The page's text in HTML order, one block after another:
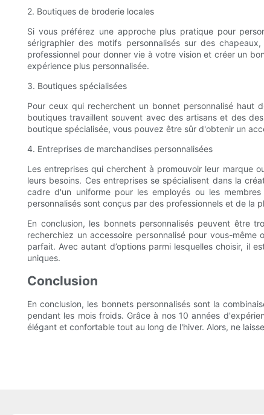
2. Boutiques de broderie locales
Si vous préférez une approche plus pratique pour
sérigraphier des motifs personnalisés sur des
professionnel pour donner vie à votre vision et créer un
expérience plus personnalisée.
3. Boutiques spécialisées
Pour ceux qui recherchent un bonnet personnalisé haut
boutiques travaillent souvent avec des artisans et des
boutique spécialisée, vous pouvez être sûr d'obtenir un
4. Entreprises de marchandises personnalisées
Les entreprises qui cherchent à promouvoir leur marque
leurs besoins. Ces entreprises se spécialisent dans la
cadre d'un uniforme pour les employés ou les
personnalisés sont conçus par des professionnels et de la
En conclusion, les bonnets personnalisés peuvent être
recherchiez un accessoire personnalisé pour vous-
parfait. Avec autant d’options parmi lesquelles choisir, il
uniques.
Conclusion
En conclusion, les bonnets personnalisés sont la
pendant les mois froids. Grâce à nos 10 années
élégant et confortable tout au long de l'hiver. Alors, ne